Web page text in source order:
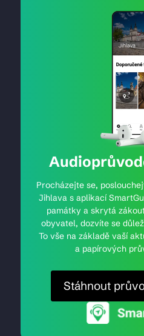
Procházejte se,
Jihlava s aplikací
památky a skrytá
obyvatel, dozvíte se
To vše na základě vaší
a papírových
Stáhnout